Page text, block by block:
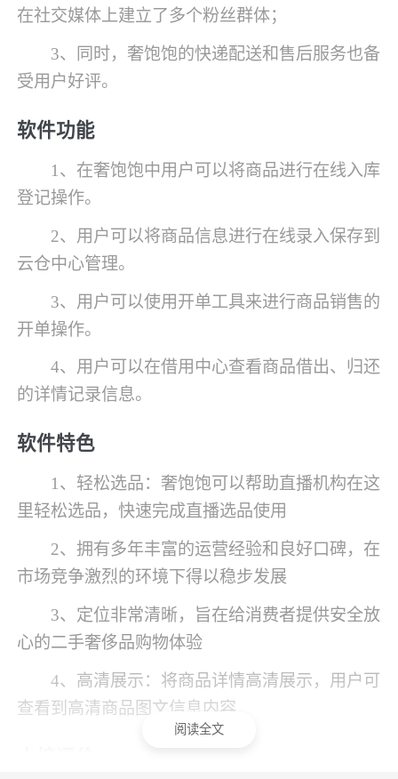
在社交媒体上建立了多个粉丝群体；
3、同时，奢饱饱的快递配送和售后服务也备
受用户好评。
软件功能
1、在奢饱饱中用户可以将商品进行在线入库
登记操作。
2、用户可以将商品信息进行在线录入保存到
云仓中心管理。
3、用户可以使用开单工具来进行商品销售的
开单操作。
4、用户可以在借用中心查看商品借出、归还
的详情记录信息。
软件特色
1、轻松选品：奢饱饱可以帮助直播机构在这
里轻松选品，快速完成直播选品使用
2、拥有多年丰富的运营经验和良好口碑，在
市场竞争激烈的环境下得以稳步发展
3、定位非常清晰，旨在给消费者提供安全放
心的二手奢侈品购物体验
4、高清展示：将商品详情高清展示，用户可
查看到高清商品图文信息内容
阅读全文